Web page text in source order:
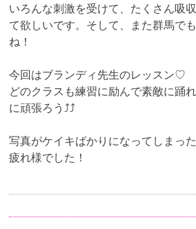
いろんな刺激を受けて、たくさん吸
て欲しいです。そして、また群馬で
ね！
今回はブランディ先生のレッスン♡
どのクラスも練習に励んで素敵に踊
に頑張ろう⤴︎⤴︎
写真がケイキばかりになってしまっ
疲れ様でした！